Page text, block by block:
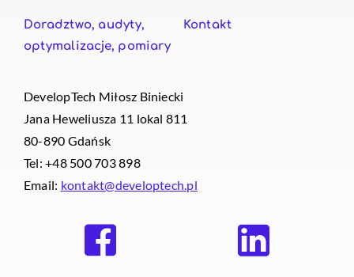
Doradztwo, audyty,
optymalizacje, pomiary
Kontakt
DevelopTech Miłosz Biniecki
Jana Heweliusza 11 lokal 811
80-890 Gdańsk
Tel: +48 500 703 898
Email: kontakt@developtech.pl